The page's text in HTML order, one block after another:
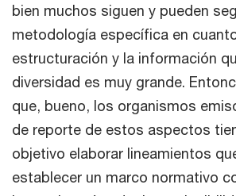
bien muchos siguen y pueden
metodología específica en
estructuración y la información
diversidad es muy grande.
que, bueno, los organismos
de reporte de estos aspectos
objetivo elaborar lineamientos
establecer un marco normativo